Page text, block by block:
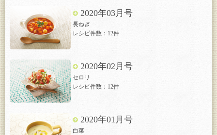
2020年03月号
長ねぎ
レシピ件数：12件
2020年02月号
セロリ
レシピ件数：12件
2020年01月号
白菜